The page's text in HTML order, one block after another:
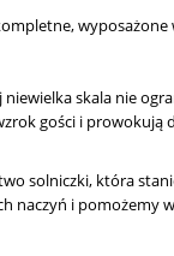
skala nie
gości i
solniczki, która
naczyń i